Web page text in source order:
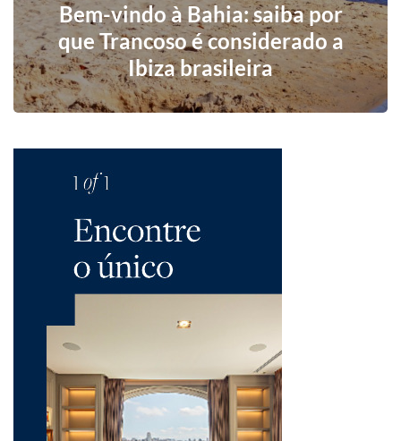
Bem-vindo à Bahia: saiba por
que Trancoso é considerado a
Ibiza brasileira